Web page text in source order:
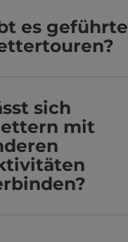
es geführte
sich
mit